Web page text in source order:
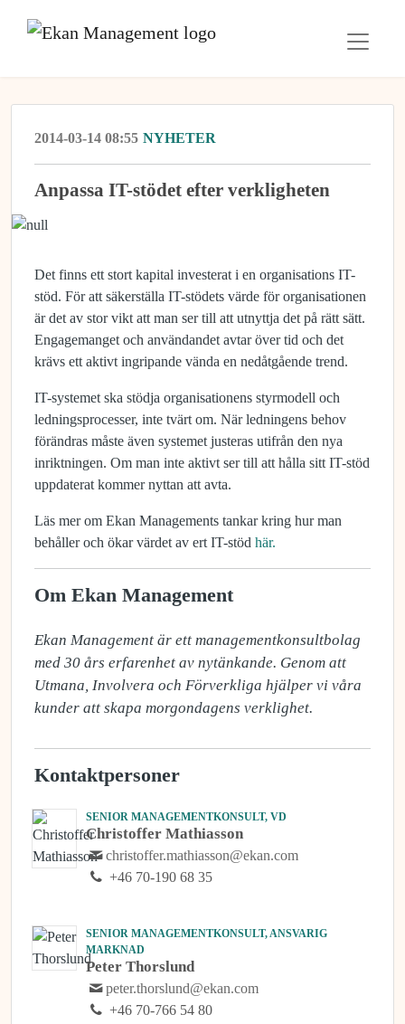
2014-03-14 08:55 NYHETER
Anpassa IT-stödet efter verkligheten
Det finns ett stort kapital investerat i en organisations IT-
stöd. För att säkerställa IT-stödets värde för organisationen
är det av stor vikt att man ser till att utnyttja det på rätt sätt.
Engagemanget och användandet avtar över tid och det
krävs ett aktivt ingripande vända en nedåtgående trend.
IT-systemet ska stödja organisationens styrmodell och
ledningsprocesser, inte tvärt om. När ledningens behov
förändras måste även systemet justeras utifrån den nya
inriktningen. Om man inte aktivt ser till att hålla sitt IT-stöd
uppdaterat kommer nyttan att avta.
Läs mer om Ekan Managements tankar kring hur man
behåller och ökar värdet av ert IT-stöd här.
Om Ekan Management
Ekan Management är ett managementkonsultbolag
med 30 års erfarenhet av nytänkande. Genom att
Utmana, Involvera och Förverkliga hjälper vi våra
kunder att skapa morgondagens verklighet.
Kontaktpersoner
SENIOR MANAGEMENTKONSULT, VD
Christoffer Mathiasson
christoffer.mathiasson@ekan.com
+46 70-190 68 35
SENIOR MANAGEMENTKONSULT, ANSVARIG
MARKNAD
Peter Thorslund
peter.thorslund@ekan.com
+46 70-766 54 80